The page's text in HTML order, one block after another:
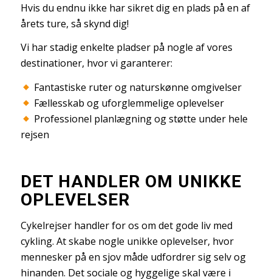
Hvis du endnu ikke har sikret dig en plads på en af
årets ture, så skynd dig!
Vi har stadig enkelte pladser på nogle af vores
destinationer, hvor vi garanterer:
Fantastiske ruter og naturskønne omgivelser
Fællesskab og uforglemmelige oplevelser
Professionel planlægning og støtte under hele
rejsen
DET HANDLER OM UNIKKE
OPLEVELSER
Cykelrejser handler for os om det gode liv med
cykling. At skabe nogle unikke oplevelser, hvor
mennesker på en sjov måde udfordrer sig selv og
hinanden. Det sociale og hyggelige skal være i